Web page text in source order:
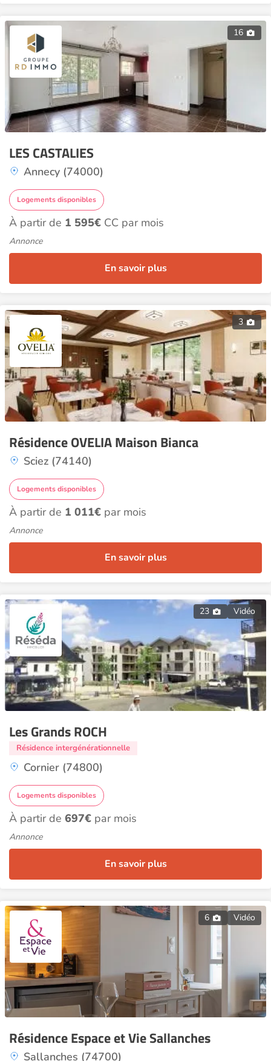
16
LES CASTALIES
Annecy (74000)
Logements disponibles
À partir de 1 595€ CC par mois
Annonce
En savoir plus
3
Résidence OVELIA Maison Bianca
Sciez (74140)
Logements disponibles
À partir de 1 011€ par mois
Annonce
En savoir plus
23 Vidéo
Les Grands ROCH
Résidence intergénérationnelle
Cornier (74800)
Logements disponibles
À partir de 697€ par mois
Annonce
En savoir plus
6 Vidéo
Résidence Espace et Vie Sallanches
Sallanches (74700)